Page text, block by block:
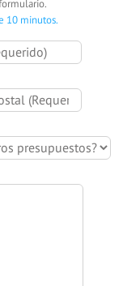
10 minutos.